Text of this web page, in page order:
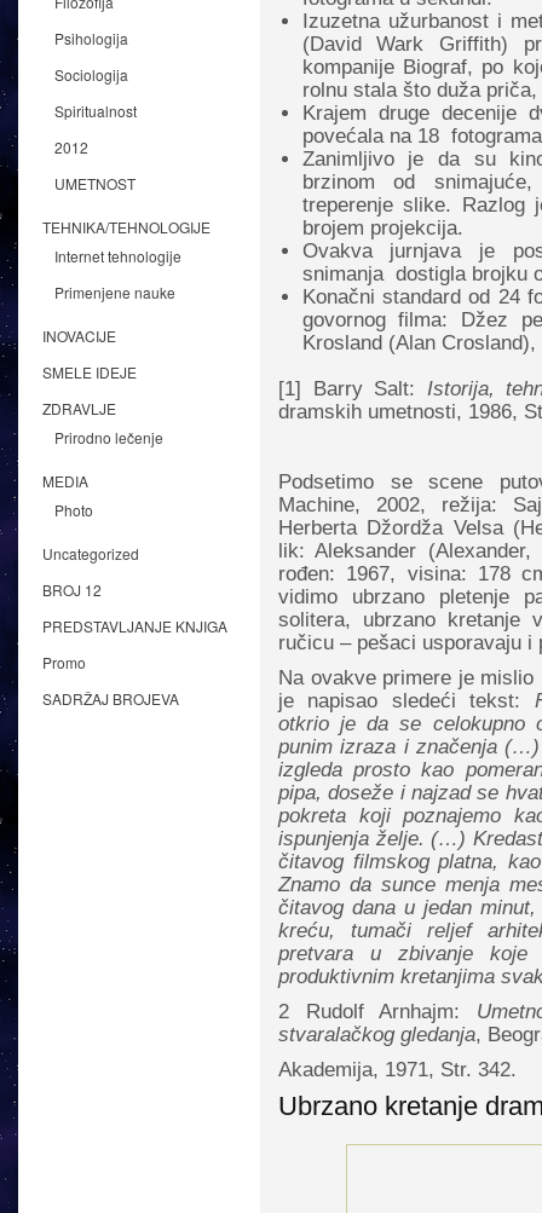
Psihologija
Sociologija
Spiritualnost
2012
UMETNOST
TEHNIKA/TEHNOLOGIJE
Internet tehnologije
Primenjene nauke
INOVACIJE
SMELE IDEJE
ZDRAVLJE
Prirodno lečenje
MEDIA
Photo
Uncategorized
BROJ 12
PREDSTAVLJANJE KNJIGA
Promo
SADRŽAJ BROJEVA
Izuzetna užurbanost i
(David Wark Griffith)
kompanije Biograf, po
rolnu stala što duža
Krajem druge decenije
povećala na 18
Zanimljivo je da su
brzinom od
treperenje slike.
brojem projekcija.
Ovakva jurnjava je
snimanja dostigla brojku
Konačni standard od 24
govornog filma: Džez
Krosland (Alan
[1] Barry Salt: Istorija,
dramskih umetnosti, 1986,
Podsetimo se scene
Machine, 2002, režija:
Herberta Džordža Velsa
lik: Aleksander
rođen: 1967, visina: 178
vidimo ubrzano pletenje
solitera, ubrzano kretanje
ručicu – pešaci usporavaju i
Na ovakve primere je
je napisao sledeći tekst:
otkrio je da se celokupno
punim izraza i značenja
izgleda prosto kao
pipa, doseže i najzad se
pokreta koji poznajemo
ispunjenja želje. (…)
čitavog filmskog platna,
Znamo da sunce menja
čitavog dana u jedan
kreću, tumači reljef
pretvara u zbivanje koje
produktivnim kretanjima
2 Rudolf Arnhajm:
stvaralačkog gledanja,
Akademija, 1971, Str. 342.
Ubrzano kretanje